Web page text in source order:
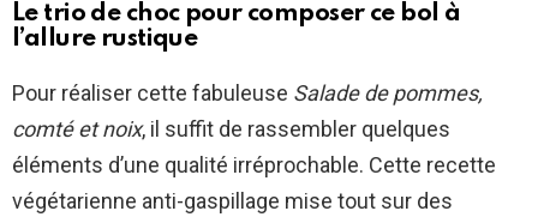
Le trio de choc pour composer ce bol à
l’allure rustique
Pour réaliser cette fabuleuse Salade de pommes,
comté et noix, il suffit de rassembler quelques
éléments d’une qualité irréprochable. Cette recette
végétarienne anti-gaspillage mise tout sur des